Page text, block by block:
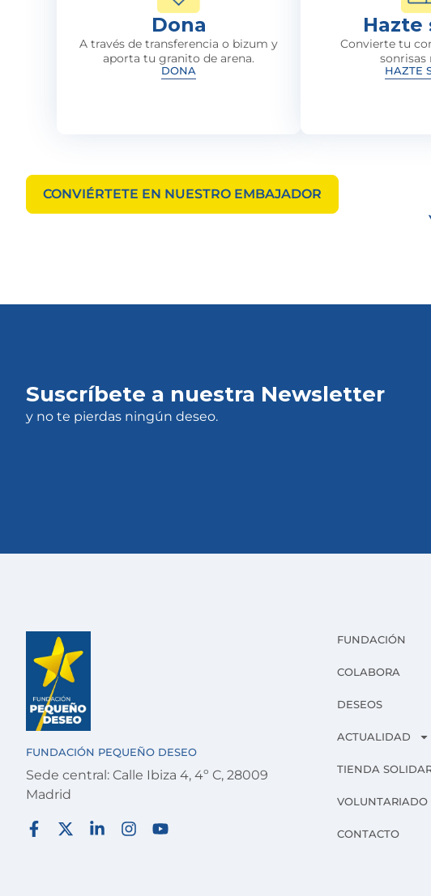
Dona
A través de transferencia o bizum y
aporta tu granito de arena.
DONA
Hazte
Convierte tu
sonrisas
HAZTE
CONVIÉRTETE EN NUESTRO EMBAJADOR
Suscríbete a nuestra Newsletter
y no te pierdas ningún deseo.
FUNDACIÓN PEQUEÑO DESEO
Sede central: Calle Ibiza 4, 4º C, 28009
Madrid
FUNDACIÓN
COLABORA
DESEOS
ACTUALIDAD
TIENDA
VOLUNTARIADO
CONTACTO